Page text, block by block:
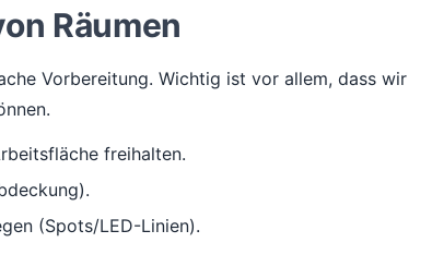
Räumen
Vorbereitung. Wichtig ist vor allem, dass wir
freihalten.
(Spots/LED-Linien).